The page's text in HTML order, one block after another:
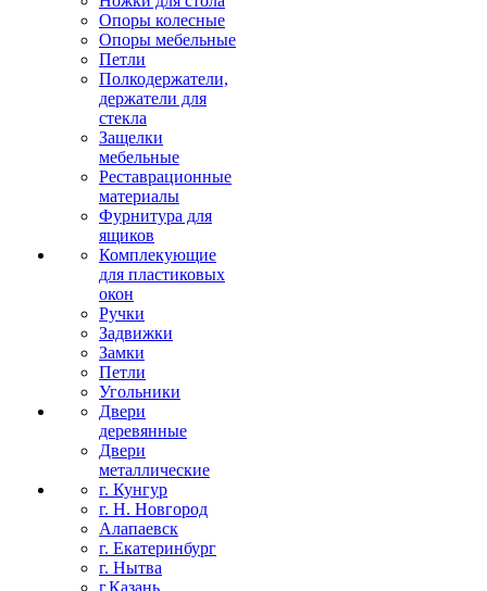
Опоры колесные
Опоры мебельные
Петли
Полкодержатели,
держатели для
стекла
Защелки
мебельные
Реставрационные
материалы
Фурнитура для
ящиков
Комплекующие
для пластиковых
окон
Ручки
Задвижки
Замки
Петли
Угольники
Двери
деревянные
Двери
металлические
г. Кунгур
г. Н. Новгород
Алапаевск
г. Екатеринбург
г. Нытва
г.Казань